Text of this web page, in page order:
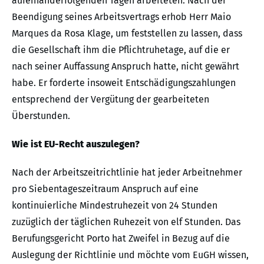
Beendigung seines Arbeitsvertrags erhob Herr Maio
Marques da Rosa Klage, um feststellen zu lassen, dass
die Gesellschaft ihm die Pflichtruhetage, auf die er
nach seiner Auffassung Anspruch hatte, nicht gewährt
habe. Er forderte insoweit Entschädigungszahlungen
entsprechend der Vergütung der gearbeiteten
Überstunden.
Wie ist EU-Recht auszulegen?
Nach der Arbeitszeitrichtlinie hat jeder Arbeitnehmer
pro Siebentageszeitraum Anspruch auf eine
kontinuierliche Mindestruhezeit von 24 Stunden
zuzüglich der täglichen Ruhezeit von elf Stunden. Das
Berufungsgericht Porto hat Zweifel in Bezug auf die
Auslegung der Richtlinie und möchte vom EuGH wissen,